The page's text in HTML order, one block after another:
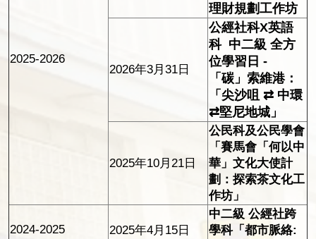
2025-2026
理財規劃工作坊
2026年3月31日
公經社科X英語
科 中二級 全方
位學習日 -
「碳」索維港：
「尖沙咀 ⇄ 中環
⇄堅尼地城」
2025年10月21日
公民科及公民學會
「賽馬會「何以中
華」文化大使計
劃：探索茶文化工
作坊」
2024-2025 2025年4月15日
中二級 公經社跨
學科「都市脈絡: